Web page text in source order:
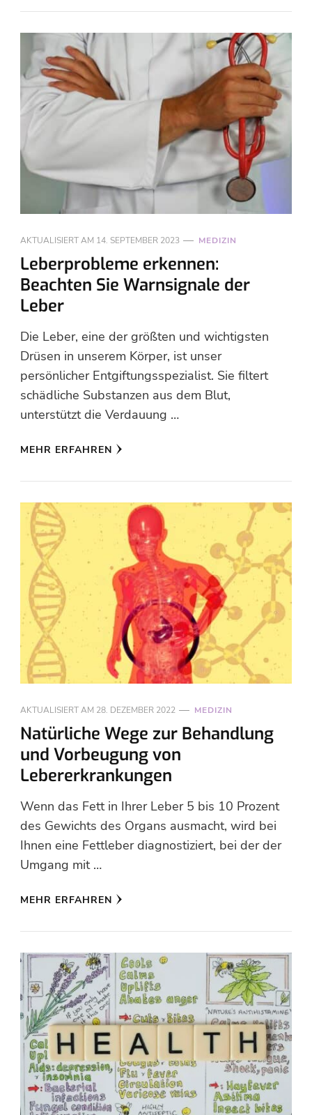
AKTUALISIERT AM 14. SEPTEMBER 2023 MEDIZIN
Leberprobleme erkennen:
Beachten Sie Warnsignale der
Leber
Die Leber, eine der größten und wichtigsten
Drüsen in unserem Körper, ist unser
persönlicher Entgiftungsspezialist. Sie filtert
schädliche Substanzen aus dem Blut,
unterstützt die Verdauung …
MEHR ERFAHREN
AKTUALISIERT AM 28. DEZEMBER 2022 MEDIZIN
Natürliche Wege zur Behandlung
und Vorbeugung von
Lebererkrankungen
Wenn das Fett in Ihrer Leber 5 bis 10 Prozent
des Gewichts des Organs ausmacht, wird bei
Ihnen eine Fettleber diagnostiziert, bei der der
Umgang mit …
MEHR ERFAHREN